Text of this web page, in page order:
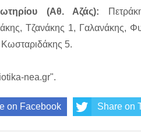
(Αθ. Αζάς):
Τζανάκης 1, Γαλανάκης,
5.
nea.gr".
on Facebook Share on